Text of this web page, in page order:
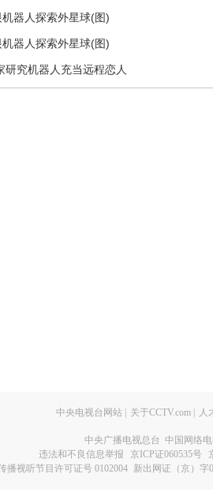
器人探索外星球(图)
器人探索外星球(图)
究机器人充当远程恋人
中央电视台网站 关于CCTV.com 人
中央广播电视总台 中国网络
违法和不良信息举报
京ICP证060535号
播视听节目许可证号 0102004 新出网证（京）